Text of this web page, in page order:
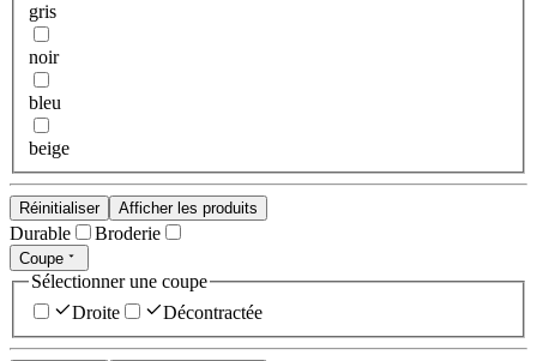
gris
noir
bleu
beige
Réinitialiser Afficher les produits
Durable Broderie
Coupe
Sélectionner une coupe
Droite
Décontractée